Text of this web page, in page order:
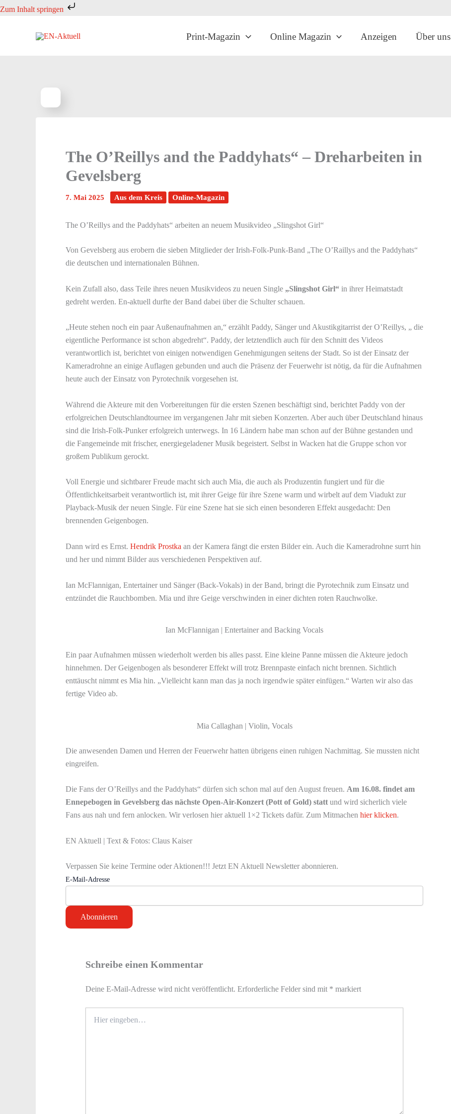
Zum Inhalt springen
Zum
Print-Magazin Online Magazin Anzeigen Über uns
The O’Reillys and the Paddyhats“ – Dreharbeiten in
Gevelsberg
7. Mai 2025 Aus dem Kreis Online-Magazin
The O’Reillys and the Paddyhats“ arbeiten an neuem Musikvideo „Slingshot Girl“
Von Gevelsberg aus erobern die sieben Mitglieder der Irish-Folk-Punk-Band „The O’Raillys and the Paddyhats“
die deutschen und internationalen Bühnen.
Kein Zufall also, dass Teile ihres neuen Musikvideos zu neuen Single „Slingshot Girl“ in ihrer Heimatstadt
gedreht werden. En-aktuell durfte der Band dabei über die Schulter schauen.
„Heute stehen noch ein paar Außenaufnahmen an,“ erzählt Paddy, Sänger und Akustikgitarrist der O’Reillys, „ die
eigentliche Performance ist schon abgedreht“. Paddy, der letztendlich auch für den Schnitt des Videos
verantwortlich ist, berichtet von einigen notwendigen Genehmigungen seitens der Stadt. So ist der Einsatz der
Kameradrohne an einige Auflagen gebunden und auch die Präsenz der Feuerwehr ist nötig, da für die Aufnahmen
heute auch der Einsatz von Pyrotechnik vorgesehen ist.
Während die Akteure mit den Vorbereitungen für die ersten Szenen beschäftigt sind, berichtet Paddy von der
erfolgreichen Deutschlandtournee im vergangenen Jahr mit sieben Konzerten. Aber auch über Deutschland hinaus
sind die Irish-Folk-Punker erfolgreich unterwegs. In 16 Ländern habe man schon auf der Bühne gestanden und
die Fangemeinde mit frischer, energiegeladener Musik begeistert. Selbst in Wacken hat die Gruppe schon vor
großem Publikum gerockt.
Voll Energie und sichtbarer Freude macht sich auch Mia, die auch als Produzentin fungiert und für die
Öffentlichkeitsarbeit verantwortlich ist, mit ihrer Geige für ihre Szene warm und wirbelt auf dem Viadukt zur
Playback-Musik der neuen Single. Für eine Szene hat sie sich einen besonderen Effekt ausgedacht: Den
brennenden Geigenbogen.
Dann wird es Ernst. Hendrik Prostka an der Kamera fängt die ersten Bilder ein. Auch die Kameradrohne surrt hin
und her und nimmt Bilder aus verschiedenen Perspektiven auf.
Ian McFlannigan, Entertainer und Sänger (Back-Vokals) in der Band, bringt die Pyrotechnik zum Einsatz und
entzündet die Rauchbomben. Mia und ihre Geige verschwinden in einer dichten roten Rauchwolke.
Ian McFlannigan | Entertainer and Backing Vocals
Ein paar Aufnahmen müssen wiederholt werden bis alles passt. Eine kleine Panne müssen die Akteure jedoch
hinnehmen. Der Geigenbogen als besonderer Effekt will trotz Brennpaste einfach nicht brennen. Sichtlich
enttäuscht nimmt es Mia hin. „Vielleicht kann man das ja noch irgendwie später einfügen.“ Warten wir also das
fertige Video ab.
Mia Callaghan | Violin, Vocals
Die anwesenden Damen und Herren der Feuerwehr hatten übrigens einen ruhigen Nachmittag. Sie mussten nicht
eingreifen.
Die Fans der O’Reillys and the Paddyhats“ dürfen sich schon mal auf den August freuen. Am 16.08. findet am
Ennepebogen in Gevelsberg das nächste Open-Air-Konzert (Pott of Gold) statt und wird sicherlich viele
Fans aus nah und fern anlocken. Wir verlosen hier aktuell 1×2 Tickets dafür. Zum Mitmachen hier klicken.
EN Aktuell | Text & Fotos: Claus Kaiser
Verpassen Sie keine Termine oder Aktionen!!! Jetzt EN Aktuell Newsletter abonnieren.
E-Mail-Adresse
Schreibe einen Kommentar
Deine E-Mail-Adresse wird nicht veröffentlicht. Erforderliche Felder sind mit * markiert
eingeben…